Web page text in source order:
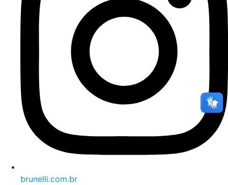
brunelli.com.br